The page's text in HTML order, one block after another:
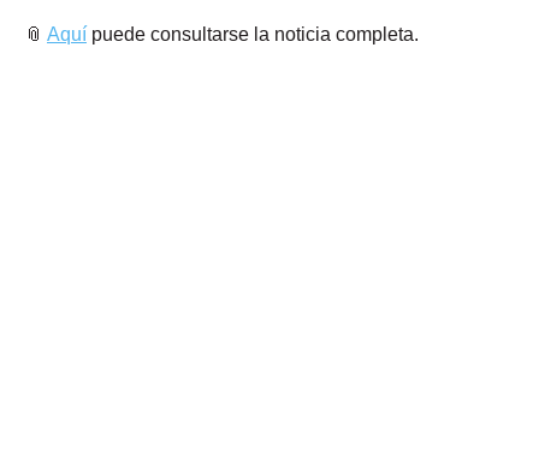
📎 Aquí puede consultarse la noticia completa.